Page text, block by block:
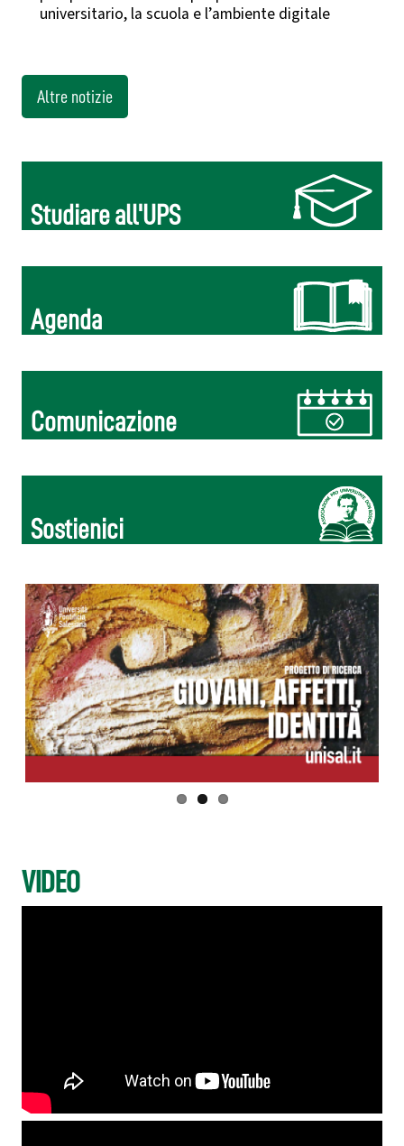
universitario, la scuola e l’ambiente digitale
Altre notizie
Studiare all'UPS
Agenda
Comunicazione
Sostienici
VIDEO